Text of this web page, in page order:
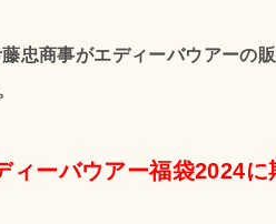
忠商事がエディーバウアーの
ィーバウアー福袋2024に